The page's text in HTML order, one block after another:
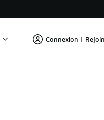
Connexion |